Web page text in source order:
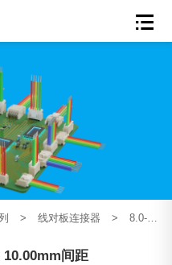
> 线对板连接器 > 8.0-10.0mm间距
间距